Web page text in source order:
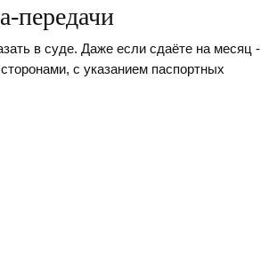
передачи
в суде. Даже если сдаёте на месяц -
с указанием паспортных